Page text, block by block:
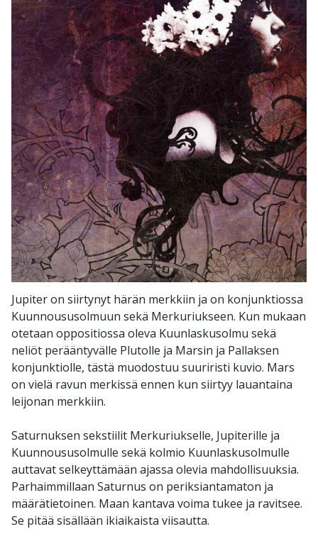
Jupiter on siirtynyt härän merkkiin ja on konjunktiossa
Kuunnoususolmuun sekä Merkuriukseen. Kun mukaan
otetaan oppositiossa oleva Kuunlaskusolmu sekä
neliöt perääntyvälle Plutolle ja Marsin ja Pallaksen
konjunktiolle, tästä muodostuu suuriristi kuvio. Mars
on vielä ravun merkissä ennen kun siirtyy lauantaina
leijonan merkkiin.
Saturnuksen sekstiilit Merkuriukselle, Jupiterille ja
Kuunnoususolmulle sekä kolmio Kuunlaskusolmulle
auttavat selkeyttämään ajassa olevia mahdollisuuksia.
Parhaimmillaan Saturnus on periksiantamaton ja
määrätietoinen. Maan kantava voima tukee ja ravitsee.
Se pitää sisällään ikiaikaista viisautta.